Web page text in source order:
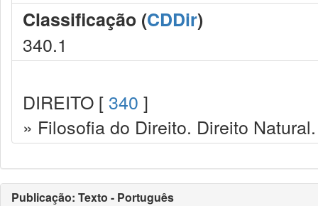
Classificação (CDDir)
340.1
DIREITO [ 340 ]
» Filosofia do Direito. Direito
Publicação: Texto - Português